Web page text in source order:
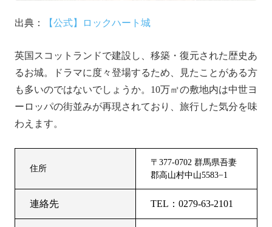
出典： 【公式】ロックハート城
英国スコットランドで建設し、移築・復元された歴史あ
るお城。ドラマに度々登場するため、見たことがある方
も多いのではないでしょうか。10万㎡の敷地内は中世ヨ
ーロッパの街並みが再現されており、旅行した気分を味
わえます。
住所
〒377-0702 群馬県吾妻
郡高山村中山5583−1
連絡先 TEL：0279-63-2101